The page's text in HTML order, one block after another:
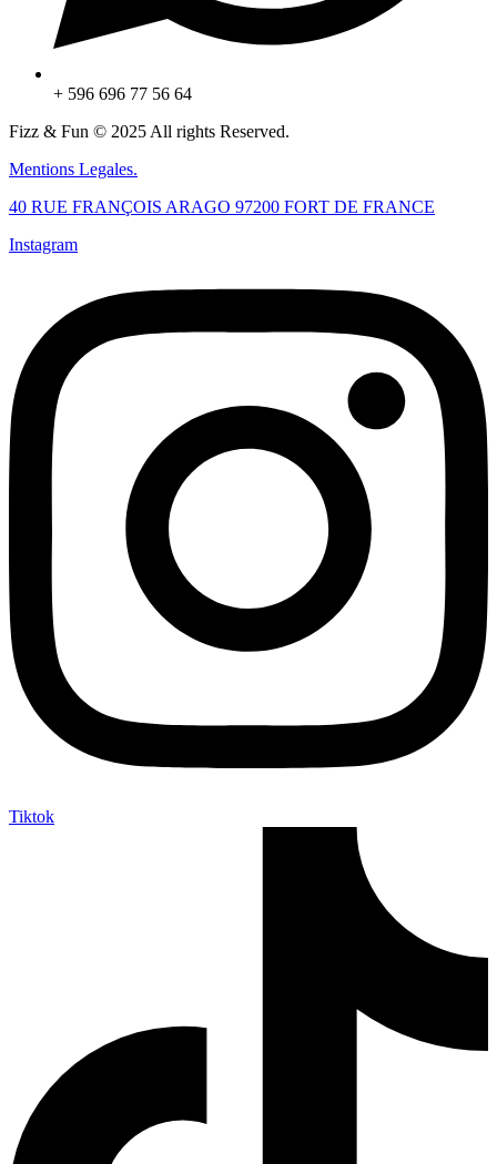
+ 596 696 77 56 64
Fizz & Fun © 2025 All rights Reserved.
Mentions Legales.
40 RUE FRANÇOIS ARAGO 97200 FORT DE FRANCE
Instagram
Tiktok